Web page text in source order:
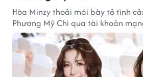
Hòa Minzy thoải mái bày tỏ tình
Phương Mỹ Chi qua tài khoản